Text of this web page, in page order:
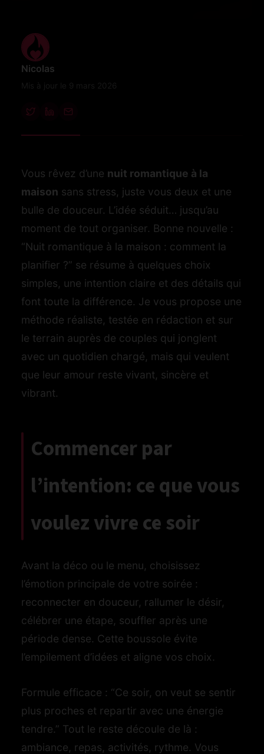
Nicolas
Vous rêvez d’une nuit romantique à la
maison sans stress, juste vous deux et une
bulle de douceur. L’idée séduit… jusqu’au
moment de tout organiser. Bonne nouvelle :
“Nuit romantique à la maison : comment la
planifier ?” se résume à quelques choix
simples, une intention claire et des détails qui
font toute la différence. Je vous propose une
méthode réaliste, testée en rédaction et sur
le terrain auprès de couples qui jonglent
avec un quotidien chargé, mais qui veulent
que leur amour reste vivant, sincère et
vibrant.
Commencer par
l’intention: ce que vous
voulez vivre ce soir
Avant la déco ou le menu, choisissez
l’émotion principale de votre soirée :
reconnecter en douceur, rallumer le désir,
célébrer une étape, souffler après une
période dense. Cette boussole évite
l’empilement d’idées et aligne vos choix.
Formule efficace : “Ce soir, on veut se sentir
plus proches et repartir avec une énergie
tendre.” Tout le reste découle de là :
ambiance, repas, activités, rythme. Vous